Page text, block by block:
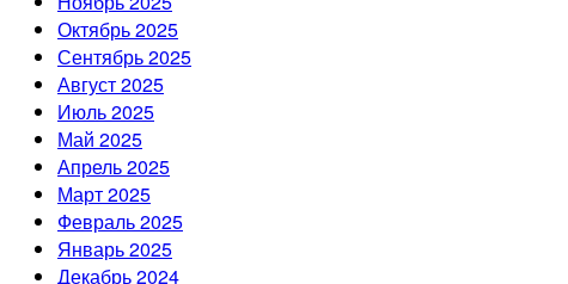
Октябрь 2025
Сентябрь 2025
Август 2025
Июль 2025
Май 2025
Апрель 2025
Март 2025
Февраль 2025
Январь 2025
Декабрь 2024